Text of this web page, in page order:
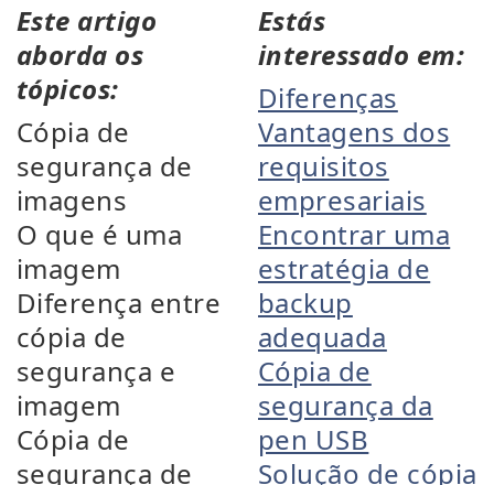
Este artigo
aborda os
tópicos:
Cópia de
segurança de
imagens
O que é uma
imagem
Diferença entre
cópia de
segurança e
imagem
Cópia de
segurança de
Estás
interessado em:
Diferenças
Vantagens dos
requisitos
empresariais
Encontrar uma
estratégia de
backup
adequada
Cópia de
segurança da
pen USB
Solução de cópia